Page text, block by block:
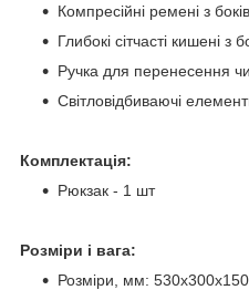
Компресійні ремені з
Глибокі сітчасті кишені з
Ручка для перенесення
Світловідбиваючі
Комплектація:
Рюкзак - 1 шт
Розміри і вага:
Розміри, мм: 530х300х150